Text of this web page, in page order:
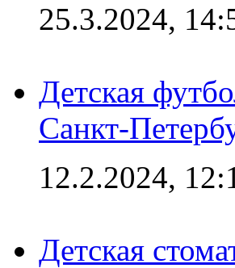
25.3.2024,
Детская
Санкт-
12.2.2024,
Детская